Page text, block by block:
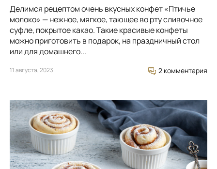
Делимся рецептом очень вкусных конфет «Птичье
молоко» — нежное, мягкое, тающее во рту сливочное
суфле, покрытое какао. Такие красивые конфеты
можно приготовить в подарок, на праздничный стол
или для домашнего...
11 августа, 2023 2 комментария